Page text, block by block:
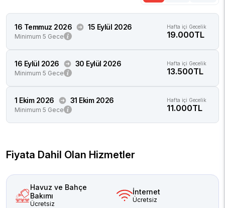
16 Temmuz 2026 15 Eylül 2026
Minimum 5 Gece
Hafta içi Gecelik
19.000TL
16 Eylül 2026 30 Eylül 2026
Minimum 5 Gece
Hafta içi Gecelik
13.500TL
1 Ekim 2026 31 Ekim 2026
Minimum 5 Gece
Hafta içi Gecelik
11.000TL
Fiyata Dahil Olan Hizmetler
Havuz ve Bahçe
Bakımı
Ücretsiz
İnternet
Ücretsiz